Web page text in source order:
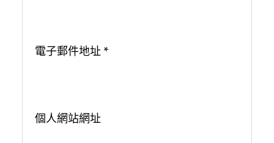
電子郵件地址 *
個人網站網址